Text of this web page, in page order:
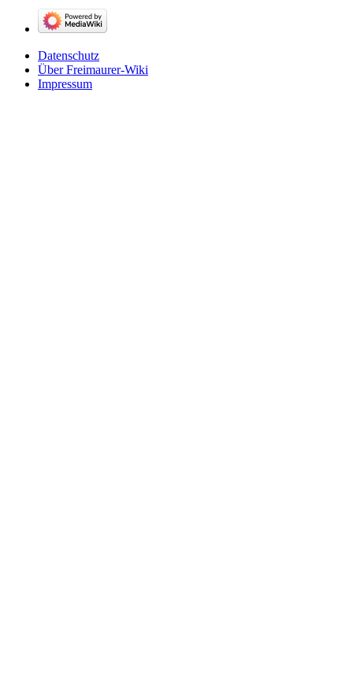
Datenschutz
Über Freimaurer-Wiki
Impressum